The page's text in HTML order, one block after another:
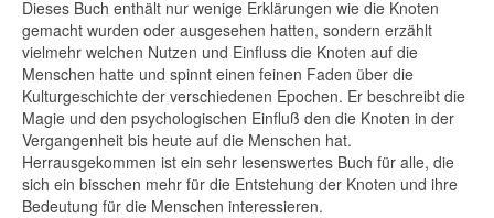
Dieses Buch enthält nur wenige Erklärungen wie die Knoten
gemacht wurden oder ausgesehen hatten, sondern erzählt
vielmehr welchen Nutzen und Einfluss die Knoten auf die
Menschen hatte und spinnt einen feinen Faden über die
Kulturgeschichte der verschiedenen Epochen. Er beschreibt die
Magie und den psychologischen Einfluß den die Knoten in der
Vergangenheit bis heute auf die Menschen hat.
Herrausgekommen ist ein sehr lesenswertes Buch für alle, die
sich ein bisschen mehr für die Entstehung der Knoten und ihre
Bedeutung für die Menschen interessieren.